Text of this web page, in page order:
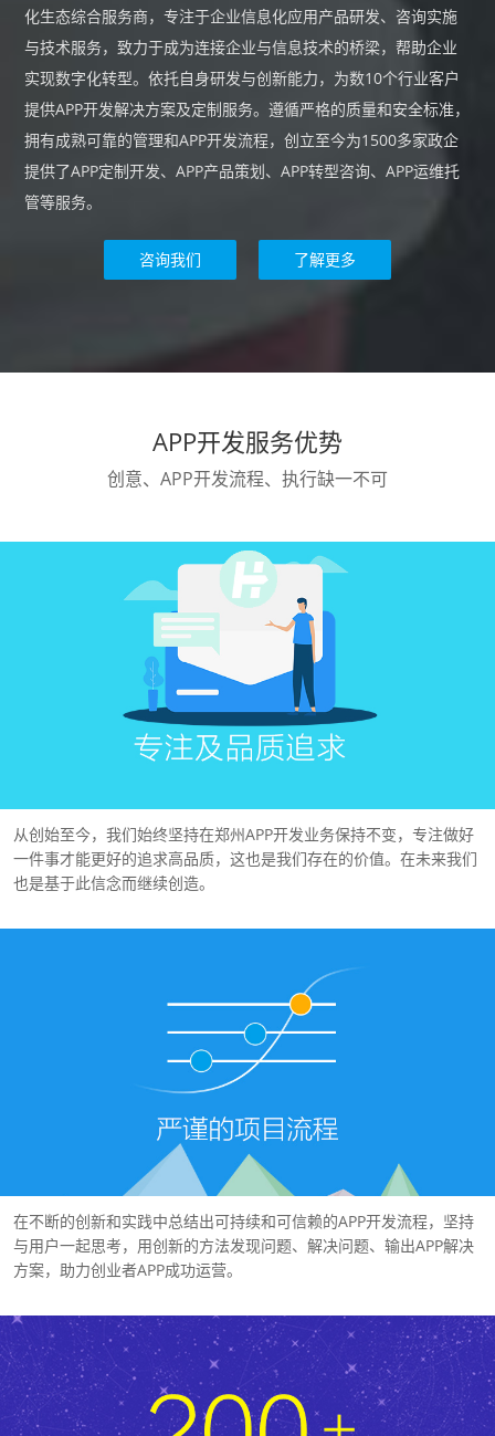
化生态综合服务商，专注于企业信息化应用产品研发、咨询实施
与技术服务，致力于成为连接企业与信息技术的桥梁，帮助企业
实现数字化转型。依托自身研发与创新能力，为数10个行业客户
提供APP开发解决方案及定制服务。遵循严格的质量和安全标准，
拥有成熟可靠的管理和APP开发流程，创立至今为1500多家政企
提供了APP定制开发、APP产品策划、APP转型咨询、APP运维托
管等服务。
咨询我们 了解更多
APP开发服务优势
创意、APP开发流程、执行缺一不可
从创始至今，我们始终坚持在郑州APP开发业务保持不变，专注做好
一件事才能更好的追求高品质，这也是我们存在的价值。在未来我们
也是基于此信念而继续创造。
在不断的创新和实践中总结出可持续和可信赖的APP开发流程，坚持
与用户一起思考，用创新的方法发现问题、解决问题、输出APP解决
方案，助力创业者APP成功运营。